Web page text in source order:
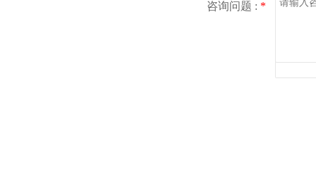
咨询问题 : *